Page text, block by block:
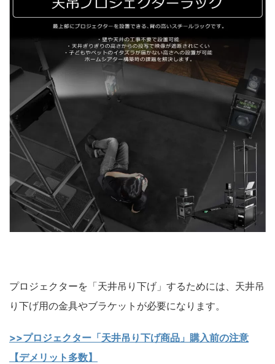
プロジェクターを「天井吊り下げ」するためには、天井吊
り下げ用の金具やブラケットが必要になります。
>>プロジェクター「天井吊り下げ商品」購入前の注意
【デメリット多数】